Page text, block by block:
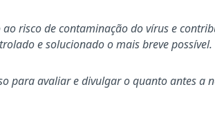
risco de contaminação do vírus e
e solucionado o mais breve possível.
para avaliar e divulgar o quanto antes a